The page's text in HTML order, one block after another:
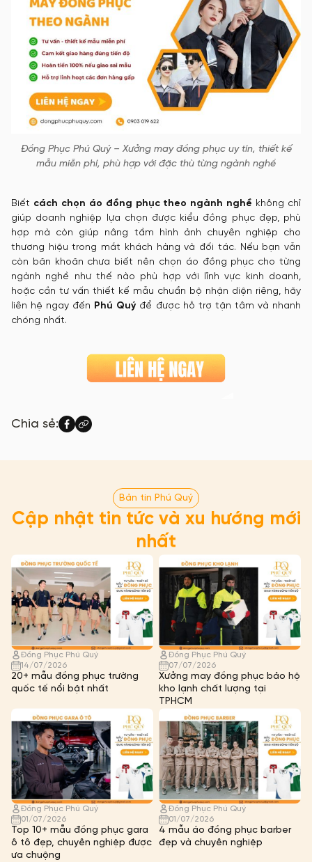
Đồng Phục Phú Quý – Xưởng may đồng phục uy tín, thiết kế
mẫu miễn phí, phù hợp với đặc thù từng ngành nghề
Biết cách chọn áo đồng phục theo ngành nghề không chỉ
giúp doanh nghiệp lựa chọn được kiểu đồng phục đẹp, phù
hợp mà còn giúp nâng tầm hình ảnh chuyên nghiệp cho
thương hiệu trong mắt khách hàng và đối tác. Nếu bạn vẫn
còn băn khoăn chưa biết nên chọn áo đồng phục cho từng
ngành nghề như thế nào phù hợp với lĩnh vực kinh doanh,
hoặc cần tư vấn thiết kế mẫu chuẩn bộ nhận diện riêng, hãy
liên hệ ngay đến Phú Quý để được hỗ trợ tận tâm và nhanh
chóng nhất.
Chia sẻ:
Bản tin Phú Quý
Cập nhật tin tức và xu hướng mới
nhất
Đồng Phục Phú Quý
14/07/2026
20+ mẫu đồng phục trường
quốc tế nổi bật nhất
Đồng Phục Phú Quý
07/07/2026
Xưởng may đồng phục bảo hộ
kho lạnh chất lượng tại
TPHCM
Đồng Phục Phú Quý
01/07/2026
Top 10+ mẫu đồng phục gara
ô tô đẹp, chuyên nghiệp được
ưa chuộng
Đồng Phục Phú Quý
01/07/2026
4 mẫu áo đồng phục barber
đẹp và chuyên nghiệp